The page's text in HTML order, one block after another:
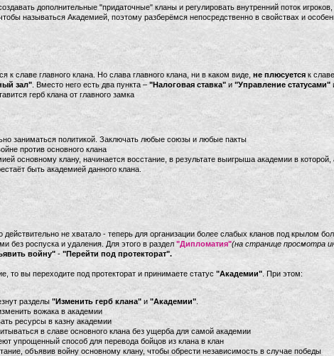
дополнительные "придаточные" кланы и регулировать внутренний поток
называться Академией, поэтому разберёмся непосредственно в свойствах и
к славе главного клана. Но слава главного клана, ни в каком виде, не плюсуется к
зал" . Вместо него есть два пункта – "Налоговая ставка" и "Управление статусами"
герб клана от главного замка
заниматься политикой. Заключать любые союзы и любые пакты
против основного клана
основному клану, начинается восстание, в результате выигрыша академии в которой,
быть академией данного клана.
действительно не хватало - теперь для организации более слабых кланов под крылом
без роспуска и удаления. Для этого в раздел "Дипломатия"(на странице просмотра
войну" - "Перейти под протекторат".
то вы переходите под протекторат и принимаете статус "Академии" . При этом:
разделы "Изменить герб клана" и "Академии"
вожака в академии
ресурсы в казну академии
в славе основного клана без ущерба для самой академии
упрощенный способ для перевода бойцов из клана в клан
объявив войну основному клану, чтобы обрести независимость в случае победы